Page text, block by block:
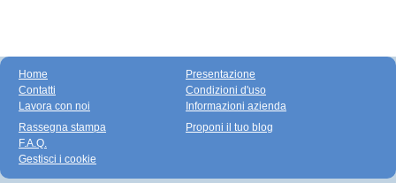
Home
Contatti
Lavora con noi
Presentazione
Condizioni d'uso
Informazioni azienda
Rassegna stampa
F.A.Q.
Gestisci i cookie
Proponi il tuo blog